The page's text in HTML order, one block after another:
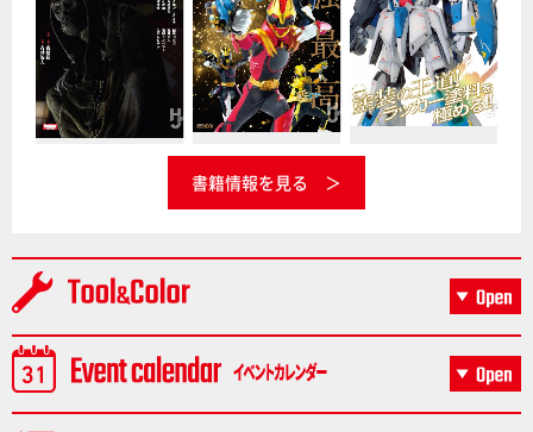
書籍情報を見る